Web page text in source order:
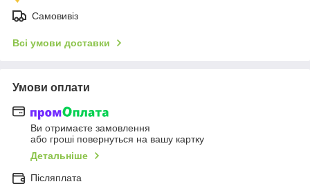
Самовивіз
Всі умови доставки
Умови оплати
Ви отримаєте замовлення
або гроші повернуться на вашу картку
Детальніше
Післяплата